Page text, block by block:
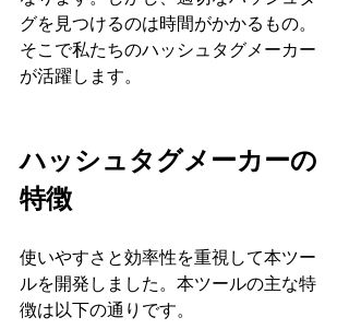
グを見つけるのは時間がかかるもの。
そこで私たちのハッシュタグメーカー
が活躍します。
ハッシュタグメーカーの
特徴
使いやすさと効率性を重視して本ツー
ルを開発しました。本ツールの主な特
徴は以下の通りです。